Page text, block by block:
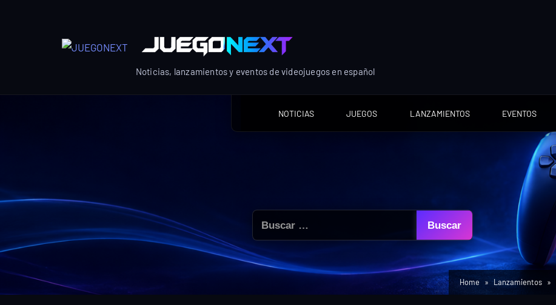
Noticias, lanzamientos y eventos de videojuegos en español
NOTICIAS JUEGOS LANZAMIENTOS EVENTOS
Home Lanzamientos